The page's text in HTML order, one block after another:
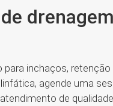
inchaços,
agende uma
de